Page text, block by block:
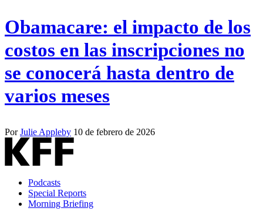
Obamacare: el impacto de los
costos en las inscripciones no
se conocerá hasta dentro de
varios meses
PorJulie Appleby 10 de febrero de 2026
Podcasts
Special Reports
Morning Briefing